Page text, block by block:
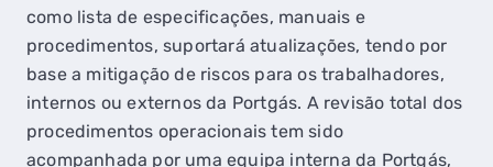
como lista de especificações, manuais e
procedimentos, suportará atualizações, tendo por
base a mitigação de riscos para os trabalhadores,
internos ou externos da Portgás. A revisão total dos
procedimentos operacionais tem sido
acompanhada por uma equipa interna da Portgás,